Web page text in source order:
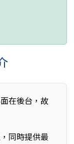
在後台，故
同時提供最